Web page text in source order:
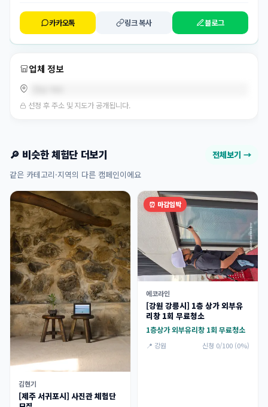
카카오톡 링크 복사 블로그
업체 정보
선정 후 주소 및 지도가 공개됩니다.
🔎 비슷한 체험단 더보기 전체보기 →
같은 카테고리·지역의 다른 캠페인이에요
김현기
[제주 서귀포시] 사진관 체험단
⏰ 마감임박
에코라인
[강원 강릉시] 1층 상가 외부유
리창 1회 무료청소
1층상가 외부유리창 1회 무료청소
📍 강원 신청 0/100 (0%)